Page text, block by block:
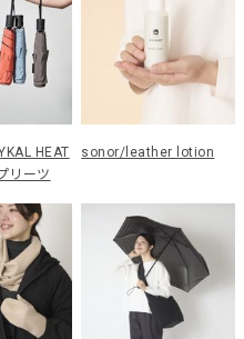
HEAT
リーツ
sonor/leather lotion